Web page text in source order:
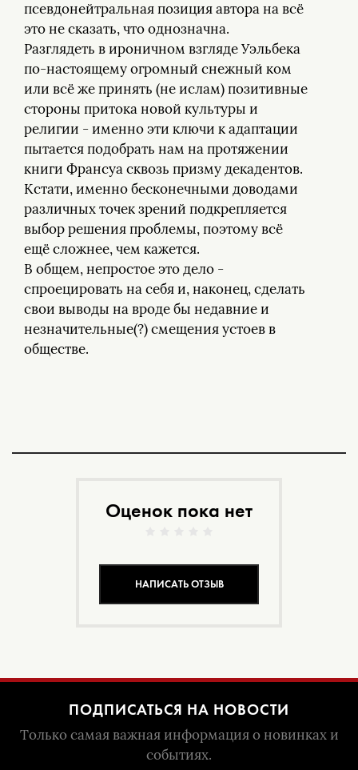
псевдонейтральная позиция автора на всё
это не сказать, что однозначна.
Разглядеть в ироничном взгляде Уэльбека
по-настоящему огромный снежный ком
или всё же принять (не ислам) позитивные
стороны притока новой культуры и
религии - именно эти ключи к адаптации
пытается подобрать нам на протяжении
книги Франсуа сквозь призму декадентов.
Кстати, именно бесконечными доводами
различных точек зрений подкрепляется
выбор решения проблемы, поэтому всё
ещё сложнее, чем кажется.
В общем, непростое это дело -
спроецировать на себя и, наконец, сделать
свои выводы на вроде бы недавние и
незначительные(?) смещения устоев в
обществе.
Оценок пока нет
НАПИСАТЬ ОТЗЫВ
ПОДПИСАТЬСЯ НА НОВОСТИ
Только самая важная информация о новинках и
событиях.